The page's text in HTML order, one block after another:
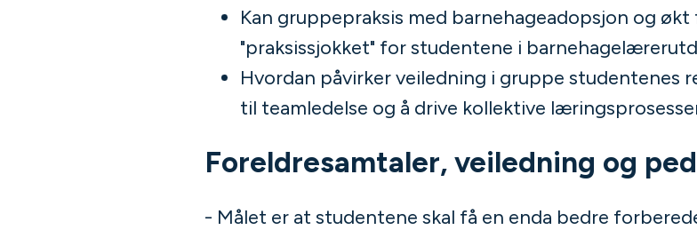
Kan gruppepraksis med barnehageadopsjon og
"praksissjokket" for studentene i
Hvordan påvirker veiledning i gruppe studentenes
til teamledelse og å drive kollektive
Foreldresamtaler, veiledning og
- Målet er at studentene skal få en enda bedre